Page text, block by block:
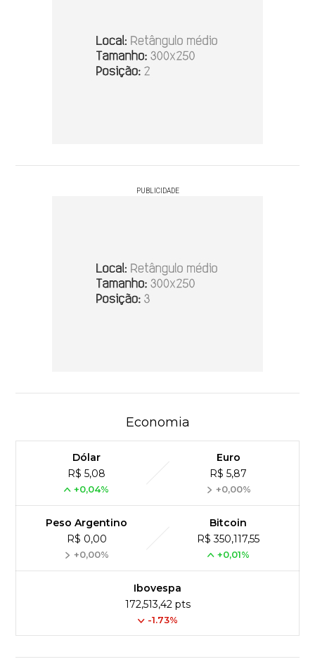
PUBLICIDADE
Economia
Dólar
R$ 5,08
+0,04%
Euro
R$ 5,87
+0,00%
Peso Argentino
R$ 0,00
+0,00%
Bitcoin
R$ 350,117,55
+0,01%
Ibovespa
172,513,42 pts
-1.73%